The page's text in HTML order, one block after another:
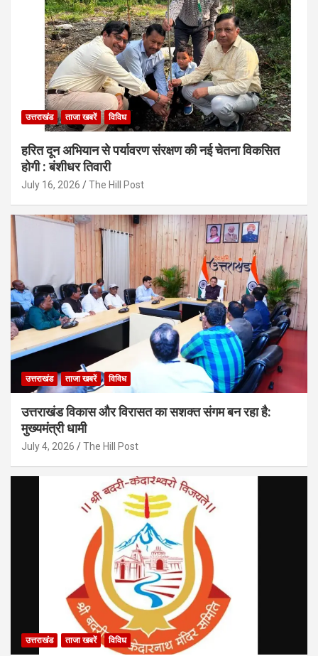
उत्तराखंड ताजा खबरें विविध
हरित दून अभियान से पर्यावरण संरक्षण की नई चेतना विकसित
होगी : बंशीधर तिवारी
July 16, 2026 The Hill Post
उत्तराखंड ताजा खबरें विविध
उत्तराखंड विकास और विरासत का सशक्त संगम बन रहा है:
मुख्यमंत्री धामी
July 4, 2026 The Hill Post
उत्तराखंड ताजा खबरें विविध